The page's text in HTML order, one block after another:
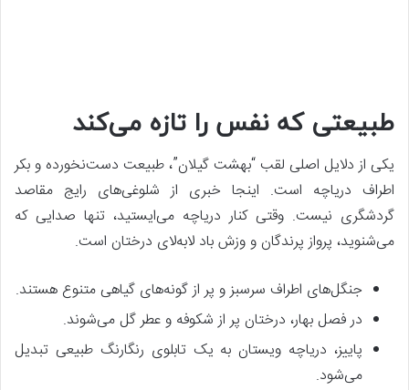
طبیعتی که نفس را تازه می‌کند
یکی از دلایل اصلی لقب “بهشت گیلان”، طبیعت دست‌نخورده و بکر
اطراف دریاچه است. اینجا خبری از شلوغی‌های رایج مقاصد
گردشگری نیست. وقتی کنار دریاچه می‌ایستید، تنها صدایی که
می‌شنوید، پرواز پرندگان و وزش باد لابه‌لای درختان است.
جنگل‌های اطراف سرسبز و پر از گونه‌های گیاهی متنوع هستند.
در فصل بهار، درختان پر از شکوفه و عطر گل می‌شوند.
پاییز، دریاچه ویستان به یک تابلوی رنگارنگ طبیعی تبدیل
می‌شود.